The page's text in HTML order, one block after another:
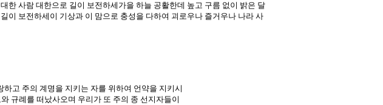
한 사람 대한으로 길이 보전하세가을 하늘 공활한데 높고 구름 없이 밝은 달
이 보전하세이 기상과 이 맘으로 충성을 다하여 괴로우나 즐거우나 나라 사
하고 주의 계명을 지키는 자를 위하여 언약을 지키시
규례를 떠났사오며 우리가 또 주의 종 선지자들이